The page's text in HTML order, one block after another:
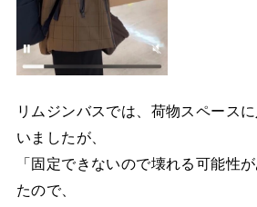
リムジンバスでは、荷物スペース
いましたが、
「固定できないので壊れる可能性
たので、